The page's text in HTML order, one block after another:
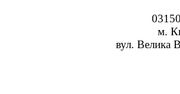
м.
вул. Велика